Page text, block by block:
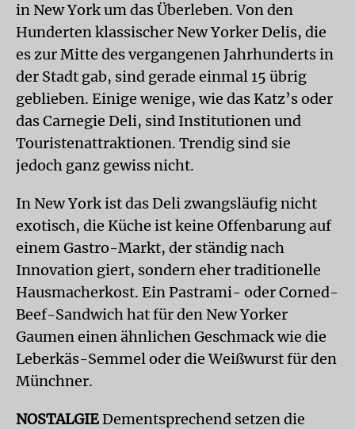
in New York um das Überleben. Von den
Hunderten klassischer New Yorker Delis, die
es zur Mitte des vergangenen Jahrhunderts in
der Stadt gab, sind gerade einmal 15 übrig
geblieben. Einige wenige, wie das Katz’s oder
das Carnegie Deli, sind Institutionen und
Touristenattraktionen. Trendig sind sie
jedoch ganz gewiss nicht.
In New York ist das Deli zwangsläufig nicht
exotisch, die Küche ist keine Offenbarung auf
einem Gastro-Markt, der ständig nach
Innovation giert, sondern eher traditionelle
Hausmacherkost. Ein Pastrami- oder Corned-
Beef-Sandwich hat für den New Yorker
Gaumen einen ähnlichen Geschmack wie die
Leberkäs-Semmel oder die Weißwurst für den
Münchner.
NOSTALGIEDementsprechend setzen die